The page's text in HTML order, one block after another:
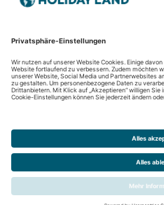
Online Check-In Informationen
Reisehinweise
Reisemonitor
Aktuelles
Newsletter
Folgen Sie